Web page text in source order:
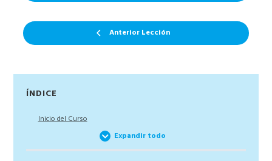
Anterior Lección
Barra
lateral
ÍNDICE
Inicio del Curso
Expandir todo